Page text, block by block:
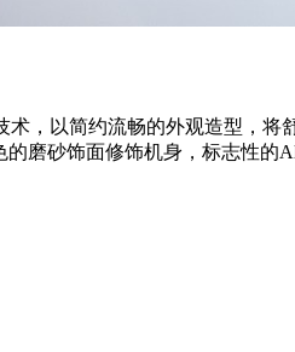
，以简约流畅的外观造型，
磨砂饰面修饰机身，标志性的